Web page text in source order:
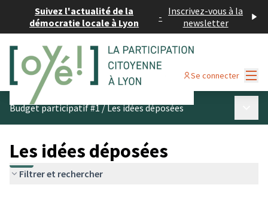
Suivez l'actualité de la
démocratie locale à Lyon
- Inscrivez-vous à la
newsletter
Se connecter
Budget participatif #1/Les idées déposées
Les idées déposées
Filtrer et rechercher